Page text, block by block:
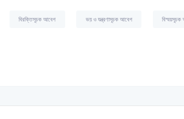
বিরক্তিসূচক আবেগ ভয় ও যন্ত্রণাসূচক আবেগ